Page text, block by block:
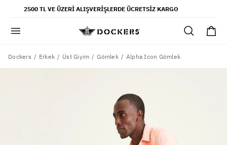
2500 TL VE ÜZERI ALIŞVERIŞLERDE ÜCRETSIZ KARGO
gömlek
şort
Dockers Erkek Üst Giyim Gömlek Alpha Icon Gömlek